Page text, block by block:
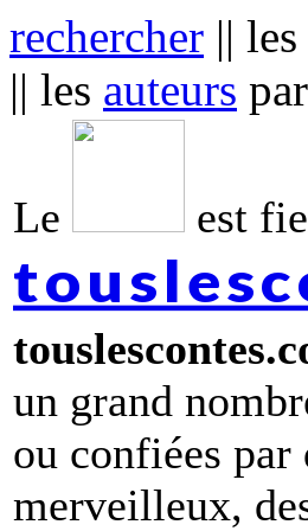
rechercher || les
|| les auteurs par
Le est
un grand
ou confiées par
merveilleux,